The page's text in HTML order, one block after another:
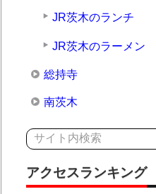
JR茨木のランチ
JR茨木のラーメン
総持寺
南茨木
アクセスランキング